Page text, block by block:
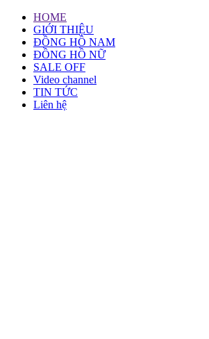
HOME
GIỚI THIỆU
ĐỒNG HỒ NAM
ĐỒNG HỒ NỮ
SALE OFF
Video channel
TIN TỨC
Liên hệ